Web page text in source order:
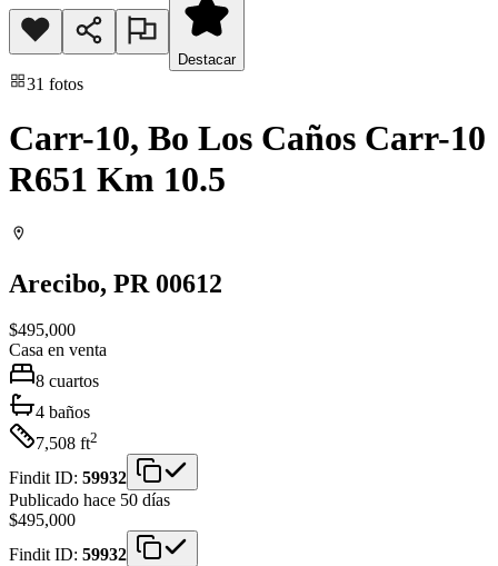
Destacar
31 fotos
Carr-10, Bo Los Caños Carr-10
R651 Km 10.5
Arecibo, PR 00612
$495,000
Casa en venta
8 cuartos
4 baños
7,508 ft2
Findit ID: 59932
Publicado hace 50 días
$495,000
Findit ID: 59932